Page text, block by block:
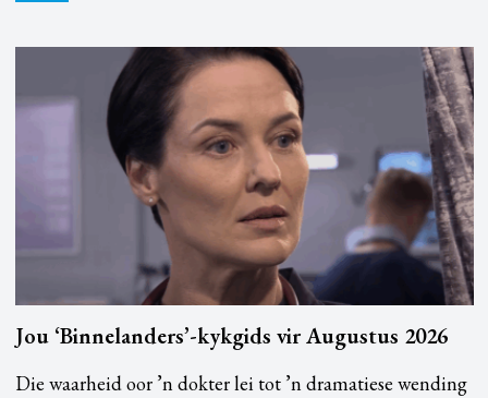
Jou ‘Binnelanders’-kykgids vir Augustus 2026
Die waarheid oor ’n dokter lei tot ’n dramatiese wending